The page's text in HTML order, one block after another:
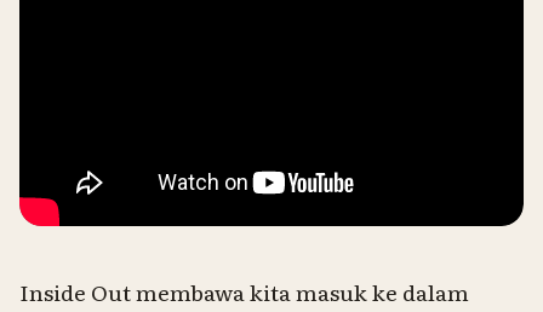
Inside Outmembawa kita masuk ke dalam